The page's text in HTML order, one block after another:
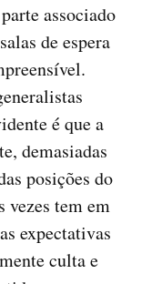
associado
de espera
é que a
demasiadas
posições do
vezes tem em
expectativas
culta e